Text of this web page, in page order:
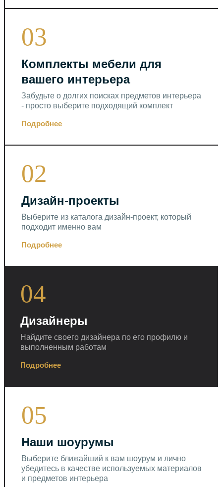
03
Комплекты мебели для
вашего интерьера
Забудьте о долгих поисках предметов интерьера
- просто выберите подходящий комплект
Подробнее
02
Дизайн-проекты
Выберите из каталога дизайн-проект, который
подходит именно вам
Подробнее
04
Дизайнеры
Найдите своего дизайнера по его профилю и
выполненным работам
Подробнее
05
Наши шоурумы
Выберите ближайший к вам шоурум и лично
убедитесь в качестве используемых материалов
и предметов интерьера